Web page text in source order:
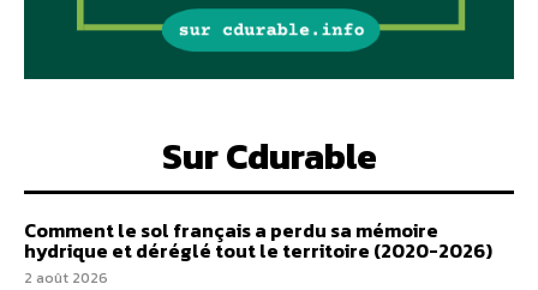
Sur Cdurable
Comment le sol français a perdu sa mémoire
hydrique et déréglé tout le territoire (2020-2026)
2 août 2026